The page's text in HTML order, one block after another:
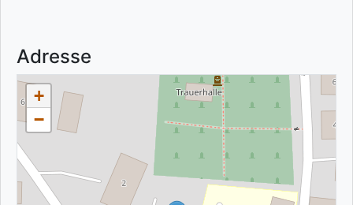
Adresse
+
−